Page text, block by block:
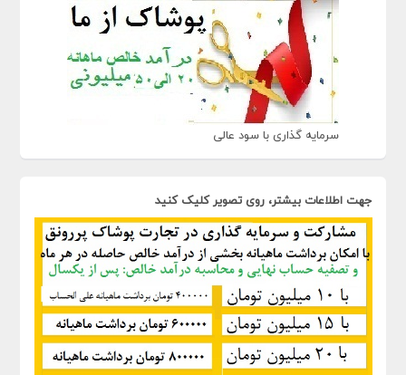
سرمایه گذاری با سود عالی
جهت اطلاعات بیشتر، روی تصویر کلیک کنید